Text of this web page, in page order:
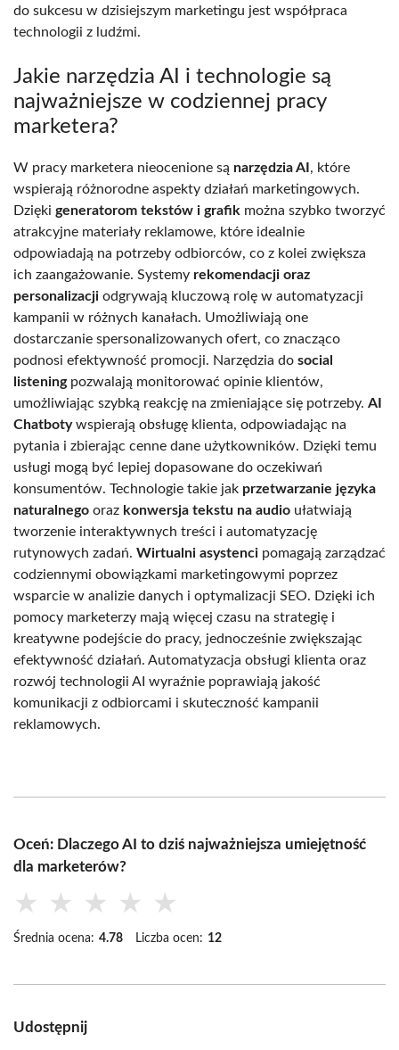
do sukcesu w dzisiejszym marketingu jest współpraca
technologii z ludźmi.
Jakie narzędzia AI i technologie są
najważniejsze w codziennej pracy
marketera?
W pracy marketera nieocenione są narzędzia AI , które
wspierają różnorodne aspekty działań marketingowych.
Dzięki generatorom tekstów i grafik można szybko tworzyć
atrakcyjne materiały reklamowe, które idealnie
odpowiadają na potrzeby odbiorców, co z kolei zwiększa
ich zaangażowanie. Systemy rekomendacji oraz
personalizacji odgrywają kluczową rolę w automatyzacji
kampanii w różnych kanałach. Umożliwiają one
dostarczanie spersonalizowanych ofert, co znacząco
podnosi efektywność promocji. Narzędzia do social
listeningpozwalają monitorować opinie klientów,
umożliwiając szybką reakcję na zmieniające się potrzeby. AI
Chatbotywspierają obsługę klienta, odpowiadając na
pytania i zbierając cenne dane użytkowników. Dzięki temu
usługi mogą być lepiej dopasowane do oczekiwań
konsumentów. Technologie takie jak przetwarzanie języka
naturalnego oraz konwersja tekstu na audio ułatwiają
tworzenie interaktywnych treści i automatyzację
rutynowych zadań. Wirtualni asystenci pomagają zarządzać
codziennymi obowiązkami marketingowymi poprzez
wsparcie w analizie danych i optymalizacji SEO. Dzięki ich
pomocy marketerzy mają więcej czasu na strategię i
kreatywne podejście do pracy, jednocześnie zwiększając
efektywność działań. Automatyzacja obsługi klienta oraz
rozwój technologii AI wyraźnie poprawiają jakość
komunikacji z odbiorcami i skuteczność kampanii
reklamowych.
Oceń: Dlaczego AI to dziś najważniejsza umiejętność
dla marketerów?
★ ★ ★ ★ ★
Średnia ocena: 4.78 Liczba ocen: 12
Udostępnij